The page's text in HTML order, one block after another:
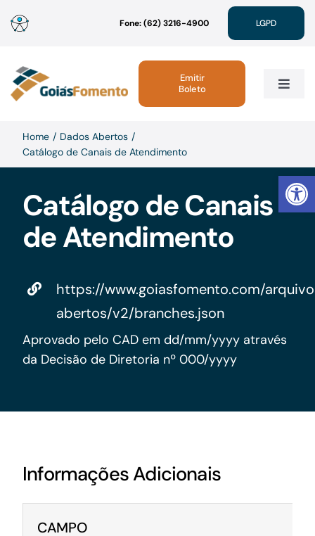
Abrir
para
conteúdo
Fone: (62) 3216-4900 LGPD
Toggle
Institucional
Atendimento
Acesso à Informação
Emitir
Boleto
Home
Dados Abertos
Catálogo de Canais de Atendimento
Catálogo de Canais
de Atendimento
https://www.goiasfomento.com/
abertos/v2/branches.json
Aprovado pelo CAD em dd/mm/yyyy através
da Decisão de Diretoria nº 000/yyyy
Informações Adicionais
CAMPO